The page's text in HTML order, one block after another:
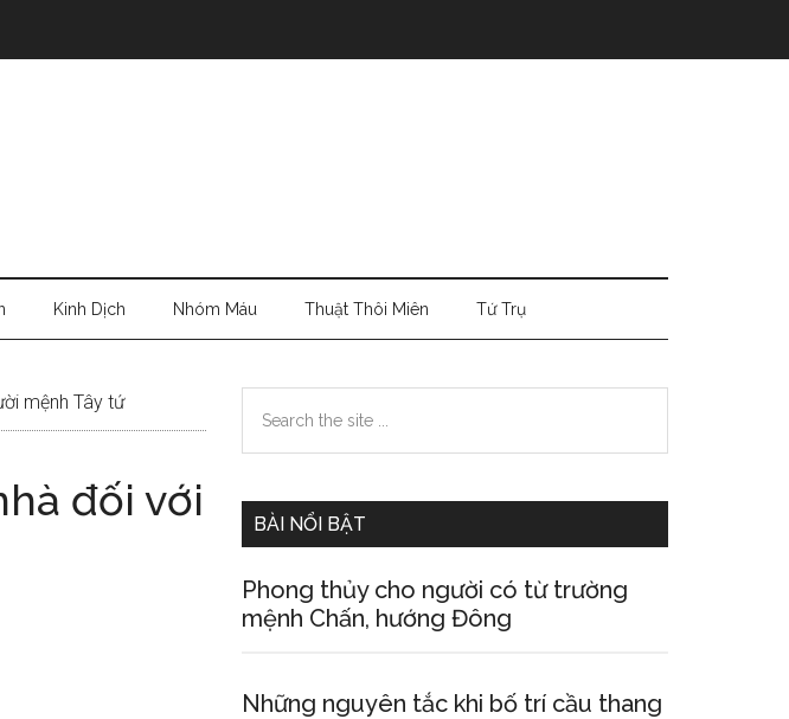
Kinh Dịch Nhóm Máu Thuật Thôi Miên Tứ Trụ
mệnh Tây tứ
đối với
Primary
Sidebar
the
BÀI NỔI BẬT
Phong thủy cho người có từ trường
mệnh Chấn, hướng Đông
Những nguyên tắc khi bố trí cầu thang